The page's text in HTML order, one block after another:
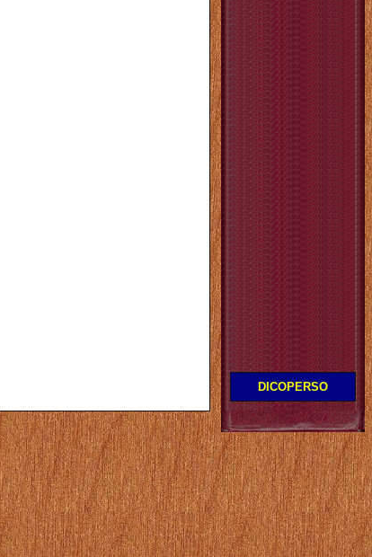
DICOPERSO